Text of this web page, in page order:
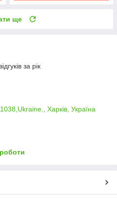
ще
за рік
Харків, Україна